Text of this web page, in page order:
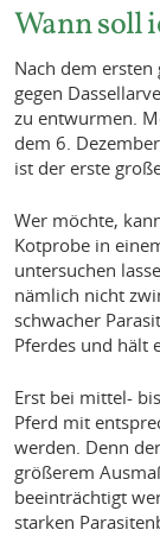
Wann soll
Nach dem
gegen
zu entwurmen.
dem 6.
ist der erste
Wer möchte,
Kotprobe in
untersuchen
nämlich nicht
schwacher
Pferdes und hält
Erst bei mittel-
Pferd mit
werden. Denn
größerem
beeinträchtigt
starken